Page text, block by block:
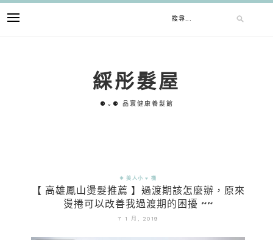
綵彤髮屋
⚈⌄⚈ 品寰健康養髮館
✵ 美人小 ♥ 機
【 高雄鳳山燙髮推薦 】過渡期該怎麼辦，原來
燙捲可以改善我過渡期的困擾 ~~
7 1 月, 2019